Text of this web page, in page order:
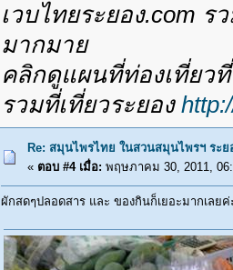
เวบไทยระยอง.com
มากมาย
คลิกดูแผนที่ท่องเที่ยว
รวมที่เที่ยวระยอง
Re: สมุนไพรไทย ในสวนสมุนไพรฯ ระ
« ตอบ #4 เมื่อ: พฤษภาคม 30, 2011,
ผักสดๆปลอดสาร และ ของกินก็เยอะมากเลย